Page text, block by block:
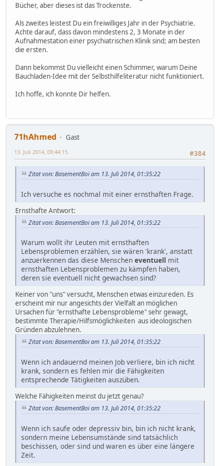
Bücher, aber dieses ist das Trockenste.
Als zweites leistest Du ein freiwilliges Jahr in der Psychiatrie.
Achte darauf, dass davon mindestens 2, 3 Monate in der
Aufnahmestation einer psychiatrischen Klinik sind; am besten
die ersten.
Dann bekommst Du vielleicht einen Schimmer, warum Deine
Bauchladen-Idee mit der Selbsthilfeliteratur nicht funktioniert.
Ich hoffe, ich konnte Dir helfen.
71hAhmed
Gast
#384
13. Juli 2014, 09:44:15
Zitat von: BasementBoi am 13. Juli 2014, 01:35:22
Ich versuche es nochmal mit einer ernsthaften Frage.
Ernsthafte Antwort:
Zitat von: BasementBoi am 13. Juli 2014, 01:35:22
Warum wollt ihr Leuten mit ernsthaften
Lebensproblemen erzählen, sie wären 'krank', anstatt
anzuerkennen das diese Menschen eventuell mit
ernsthaften Lebensproblemen zu kämpfen haben,
deren sie eventuell nicht gewachsen sind?
Keiner von "uns" versucht, Menschen etwas einzureden. Es
erscheint mir nur angesichts der Vielfalt an möglichen
Ursachen für "ernsthafte Lebensprobleme" sehr gewagt,
bestimmte Therapie/Hilfsmöglichkeiten aus ideologischen
Gründen abzulehnen.
Zitat von: BasementBoi am 13. Juli 2014, 01:35:22
Wenn ich andauernd meinen Job verliere, bin ich nicht
krank, sondern es fehlen mir die Fähigkeiten
entsprechende Tätigkeiten auszüben.
Welche Fähigkeiten meinst du jetzt genau?
Zitat von: BasementBoi am 13. Juli 2014, 01:35:22
Wenn ich saufe oder depressiv bin, bin ich nicht krank,
sondern meine Lebensumstände sind tatsächlich
beschissen, oder sind und waren es über eine längere
Zeit.